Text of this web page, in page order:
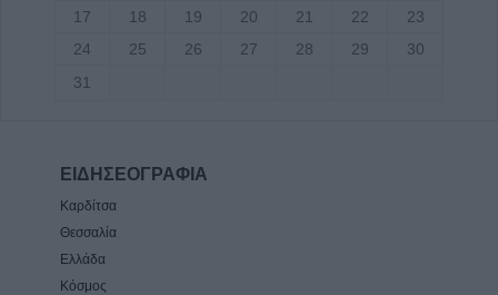
17
18 19 20 21 22
23
24
25 26 27 28 29
30
31
ΕΙΔΗΣΕΟΓΡΑΦΙΑ
Καρδίτσα
Θεσσαλία
Ελλάδα
Κόσμος